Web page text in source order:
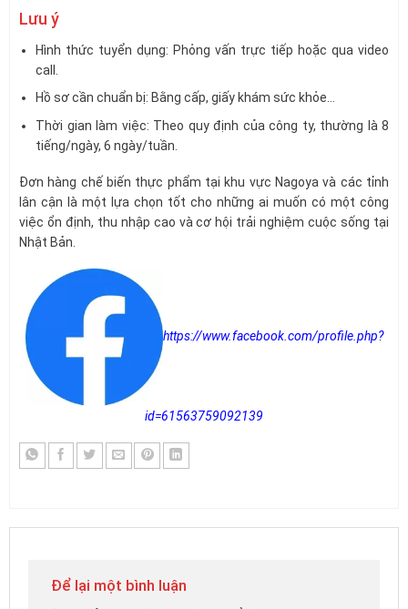
Lưu ý
Hình thức tuyển dụng: Phỏng vấn trực tiếp hoặc qua video
call.
Hồ sơ cần chuẩn bị: Bằng cấp, giấy khám sức khỏe…
Thời gian làm việc: Theo quy định của công ty, thường là 8
tiếng/ngày, 6 ngày/tuần.
Đơn hàng chế biến thực phẩm tại khu vực Nagoya và các tỉnh
lân cận là một lựa chọn tốt cho những ai muốn có một công
việc ổn định, thu nhập cao và cơ hội trải nghiệm cuộc sống tại
Nhật Bản.
https://www.facebook.com/profile.php?
id=61563759092139
Để lại một bình luận